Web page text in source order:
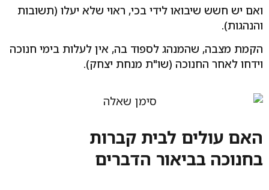
ואם יש חשש שיבואו לידי בכי, ראוי שלא יעלו (תשובות
והנהגות).
הקמת מצבה, שהמנהג לספוד בה, אין לעלות בימי חנוכה
וידחו לאחר החנוכה (שו"ת מנחת יצחק).
האם עולים לבית קברות
בחנוכה בביאור הדברים